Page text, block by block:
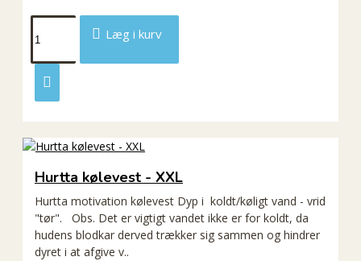
Læg i kurv
Hurtta kølevest - XXL
Hurtta motivation kølevest Dyp i koldt/køligt vand - vrid
"tør". Obs. Det er vigtigt vandet ikke er for koldt, da
hudens blodkar derved trækker sig sammen og hindrer
dyret i at afgive v..